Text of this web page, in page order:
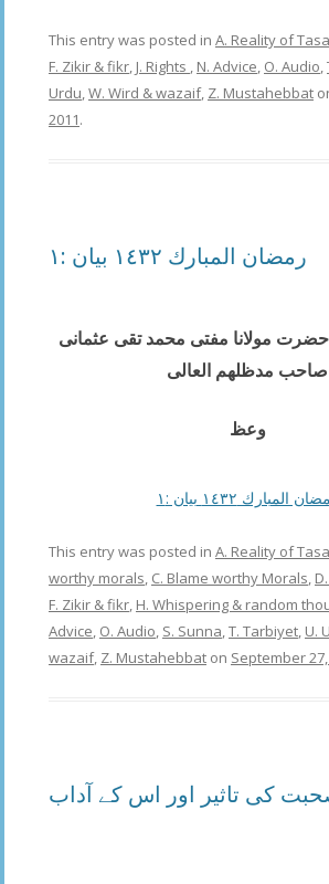
This entry was posted in A. Reality of
F. Zikir & fikr, J. Rights , N. Advice, O. Audio,
Urdu,W. Wird & wazaif, Z. Mustahebbat
2011.
رمضان المبارك ١٤٣٢ بیان :١
حضرت مولانا مفتی محمد تقی عثمانی
صاحب مدظلھم العالی
وعظ
المبارك ١٤٣٢ بیان :١
This entry was posted in A. Reality of
worthy morals, C. Blame worthy Morals,
F. Zikir & fikr, H. Whispering & random
Advice, O. Audio, S. Sunna,T. Tarbiyet, U.
wazaif, Z. Mustahebbat on September 27,
کی تاثیر اور اس کے آداب